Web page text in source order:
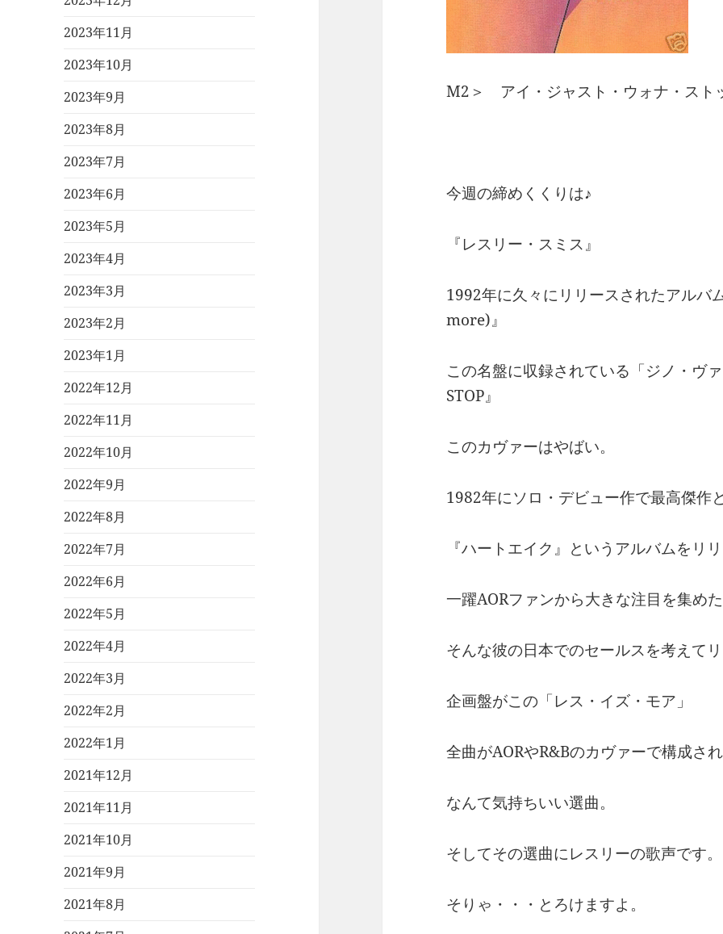
2023年11月
2023年10月
2023年9月
2023年8月
2023年7月
2023年6月
2023年5月
2023年4月
2023年3月
2023年2月
2023年1月
2022年12月
2022年11月
2022年10月
2022年9月
2022年8月
2022年7月
2022年6月
2022年5月
2022年4月
2022年3月
2022年2月
2022年1月
2021年12月
2021年11月
2021年10月
2021年9月
2021年8月
M2＞ アイ・ジャスト・ウォナ・ス
今週の締めくくりは♪
『レスリー・スミス』
1992年に久々にリリースされたアルバ
more)』
この名盤に収録されている「ジノ・ヴ
STOP』
このカヴァーはやばい。
1982年にソロ・デビュー作で最高傑作
『ハートエイク』というアルバムをリ
一躍AORファンから大きな注目を集め
そんな彼の日本でのセールスを考えて
企画盤がこの「レス・イズ・モア」
全曲がAORやR&Bのカヴァーで構成さ
なんて気持ちいい選曲。
そしてその選曲にレスリーの歌声です。
そりゃ・・・とろけますよ。